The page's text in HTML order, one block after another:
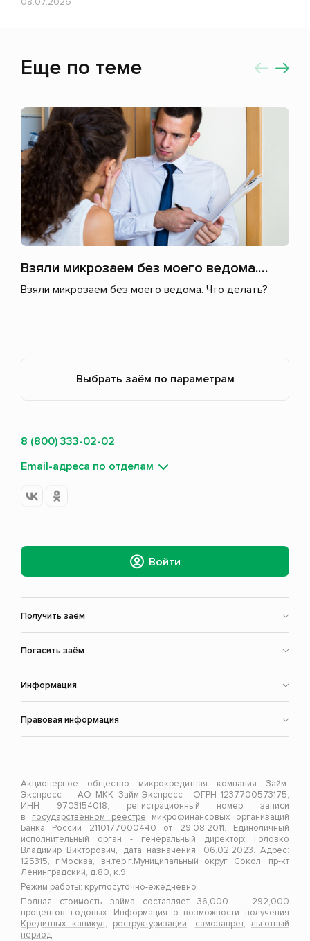
Еще по теме
Взяли микрозаем без моего ведома. Что делать?
Взяли микрозаем без моего ведома. Что делать?
Выбрать заём по параметрам
Получить заём
Погасить заём
Информация
Правовая информация
8 (800) 333-02-02
Email-адреса по отделам
Войти
Акционерное общество микрокредитная компания Займ-
Экспресс — АО МКК Займ-Экспресс , ОГРН 1237700573175,
ИНН 9703154018, регистрационный номер записи
в государственном реестре микрофинансовых организаций
Банка России 2110177000440 от 29.08.2011. Единоличный
исполнительный орган - генеральный директор: Головко
Владимир Викторович, дата назначения: 06.02.2023. Адрес:
125315, г.Москва, вн.тер.г.Муниципальный округ Сокол, пр-кт
Ленинградский, д.80, к.9.
Режим работы: круглосуточно-ежедневно
Полная стоимость займа составляет 36,000 — 292,000
процентов годовых. Информация о возможности получения
Кредитных каникул, реструктуризации, самозапрет, льготный
период.